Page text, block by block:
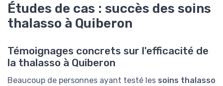
Études de cas : succès des soins
thalasso à Quiberon
Témoignages concrets sur l'efficacité de
la thalasso à Quiberon
Beaucoup de personnes ayant testé les soins thalasso